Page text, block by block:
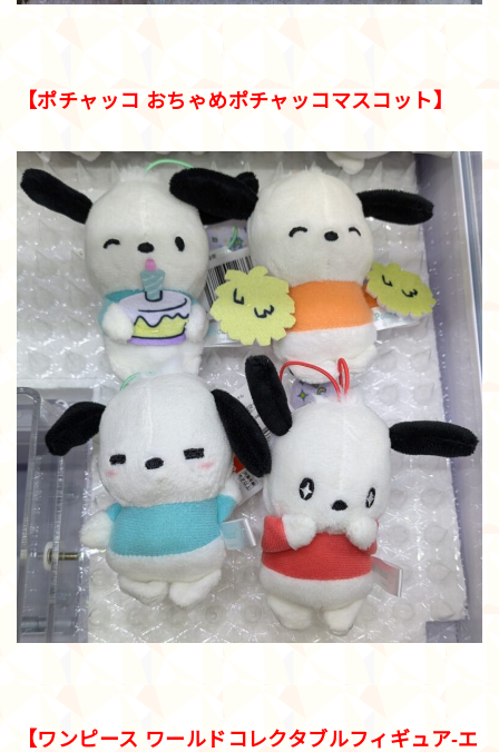
【ポチャッコ おちゃめポチャッコマスコット】
【ワンピース ワールドコレクタブルフィギュア-エ